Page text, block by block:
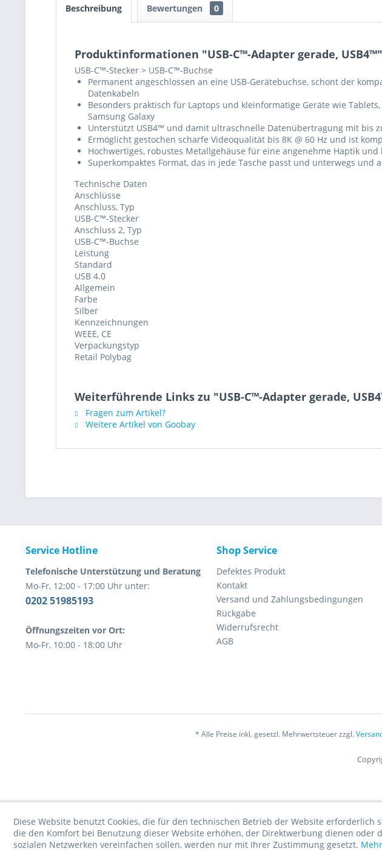
Beschreibung Bewertungen 0
Produktinformationen "USB-C™-Adapter gerade, USB4™"
USB-C™-Stecker > USB-C™-Buchse
Permanent angeschlossen an eine USB-Gerätebuchse, schont der
Datenkabeln
Besonders praktisch für Laptops und kleinformatige Geräte wie
Samsung Galaxy
Unterstützt USB4™ und damit ultraschnelle Datenübertragung mit bis
Ermöglicht gestochen scharfe Videoqualität bis 8K @ 60 Hz und ist
Hochwertiges, robustes Metallgehäuse für eine angenehme Haptik
Superkompaktes Format, das in jede Tasche passt und unterwegs und
Technische Daten
Anschlüsse
Anschluss, Typ
USB-C™-Stecker
Anschluss 2, Typ
USB-C™-Buchse
Leistung
Standard
USB 4.0
Allgemein
Farbe
Silber
Kennzeichnungen
WEEE, CE
Verpackungstyp
Retail Polybag
Weiterführende Links zu "USB-C™-Adapter gerade,
Fragen zum Artikel?
Weitere Artikel von Goobay
Service Hotline
Telefonische Unterstützung und Beratung
Mo-Fr, 12:00 - 17:00 Uhr unter:
0202 51985193
Öffnungszeiten vor Ort:
Mo-Fr, 10:00 - 18:00 Uhr
Shop Service
Defektes Produkt
Kontakt
Versand und Zahlungsbedingungen
Rückgabe
Widerrufsrecht
AGB
* Alle Preise inkl. gesetzl. Mehrwertsteuer zzgl.
Diese Website benutzt Cookies, die für den technischen Betrieb der Website erforderlich
die den Komfort bei Benutzung dieser Website erhöhen, der Direktwerbung dienen oder
sozialen Netzwerken vereinfachen sollen, werden nur mit Ihrer Zustimmung gesetzt.